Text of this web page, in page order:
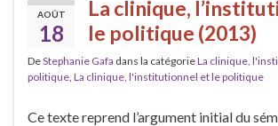
AOÛT
18
La clinique,
le politique (2013)
DeStephanie Gafa dans la catégorieLa clinique,
politique La clinique, l'institutionnel et le politique
Ce texte reprend l’argument initial du